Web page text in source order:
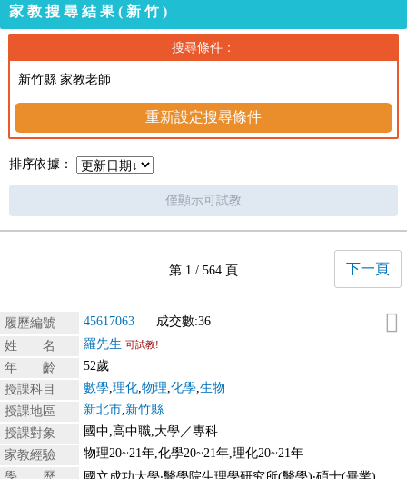
家教搜尋結果(新竹)
搜尋條件：
新竹縣 家教老師
重新設定搜尋條件
排序依據：
僅顯示可試教
第 1 / 564 頁 下一頁
履歷編號 45617063
成交數:36
姓 名
羅先生 可試教!
年 齡
52歲
授課科目
數學 理化 物理 化學 生物
授課地區
新北市 新竹縣
授課對象
國中,高中職,大學／專科
家教經驗
物理20~21年,化學20~21年,理化20~21年